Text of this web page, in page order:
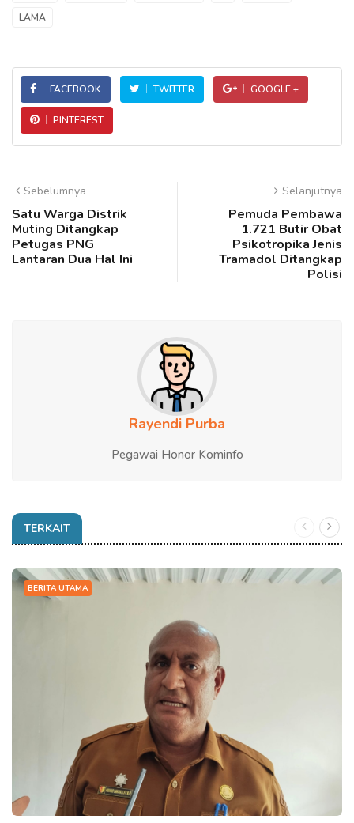
LAMA
FACEBOOK TWITTER GOOGLE +
PINTEREST
Sebelumnya
Satu Warga Distrik
Muting Ditangkap
Petugas PNG
Lantaran Dua Hal Ini
Selanjutnya
Pemuda Pembawa
1.721 Butir Obat
Psikotropika Jenis
Tramadol Ditangkap
Polisi
Rayendi Purba
Pegawai Honor Kominfo
TERKAIT
BERITA UTAMA